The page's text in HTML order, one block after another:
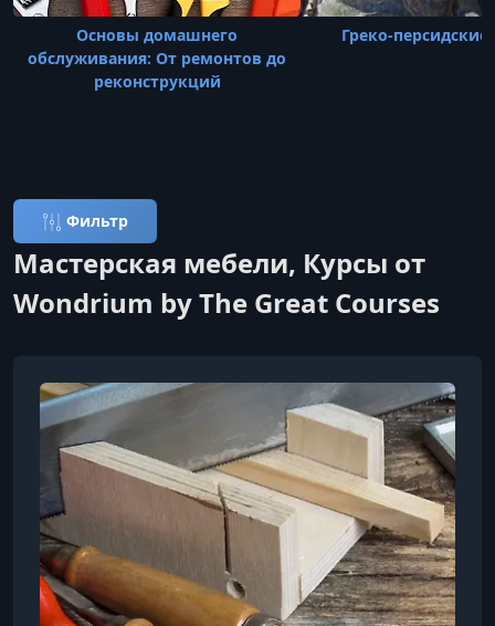
Основы домашнего
обслуживания: От ремонтов до
реконструкций
Греко-
Фильтр
Мастерская мебели, Курсы от
Wondrium by The Great Courses